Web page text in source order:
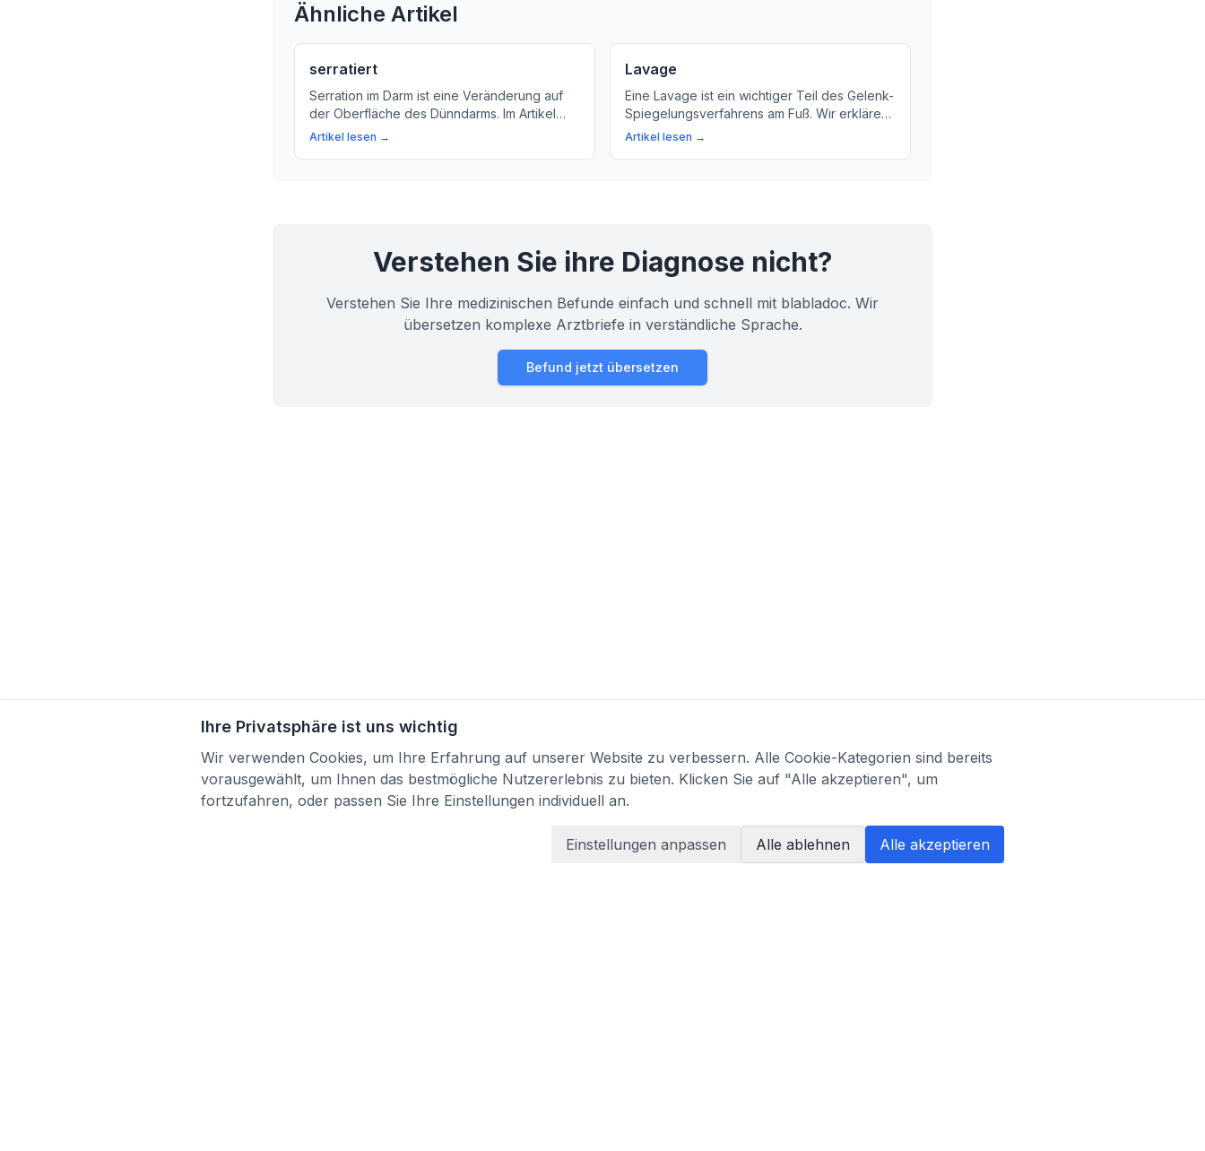
Ähnliche Artikel
serratiert
Serration im Darm ist eine Veränderung auf
der Oberfläche des Dünndarms. Im Artikel
erfahren Sie, was Serration bedeutet und wie
Artikel lesen →
Lavage
Eine Lavage ist ein wichtiger Teil des Gelenk-
Spiegelungsverfahrens am Fuß. Wir erklären,
was eine Lavage bedeutet und warum sie
Artikel lesen →
Verstehen Sie ihre Diagnose nicht?
Verstehen Sie Ihre medizinischen Befunde einfach und schnell mit blabladoc. Wir
übersetzen komplexe Arztbriefe in verständliche Sprache.
Befund jetzt übersetzen
Ihre Privatsphäre ist uns wichtig
Wir verwenden Cookies, um Ihre Erfahrung auf unserer Website zu verbessern. Alle Cookie-Kategorien sind bereits
vorausgewählt, um Ihnen das bestmögliche Nutzererlebnis zu bieten. Klicken Sie auf "Alle akzeptieren", um
fortzufahren, oder passen Sie Ihre Einstellungen individuell an.
Einstellungen anpassen Alle ablehnen Alle akzeptieren